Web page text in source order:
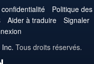
Politique des
Aider à traduire
Signaler
Tous droits réservés.